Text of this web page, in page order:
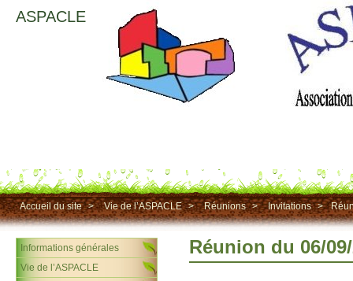
ASPACLE
Accueil du site > Vie de l’ASPACLE > Réunions > Invitations >
Réunion du 06/
Informations générales
Vie de l’ASPACLE